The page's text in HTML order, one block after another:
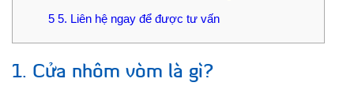
5 5. Liên hệ ngay để được tư vấn
1. Cửa nhôm vòm là gì?